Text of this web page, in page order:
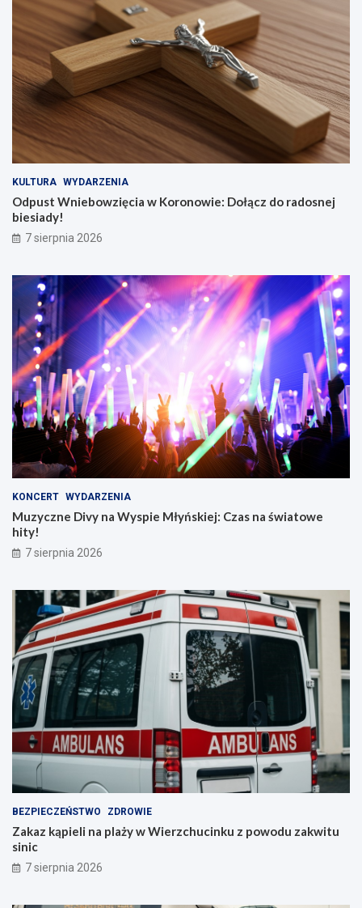
KULTURA WYDARZENIA
Odpust Wniebowzięcia w Koronowie: Dołącz do radosnej
biesiady!
7 sierpnia 2026
KONCERT WYDARZENIA
Muzyczne Divy na Wyspie Młyńskiej: Czas na światowe
hity!
7 sierpnia 2026
BEZPIECZEŃSTWO ZDROWIE
Zakaz kąpieli na plaży w Wierzchucinku z powodu zakwitu
sinic
7 sierpnia 2026